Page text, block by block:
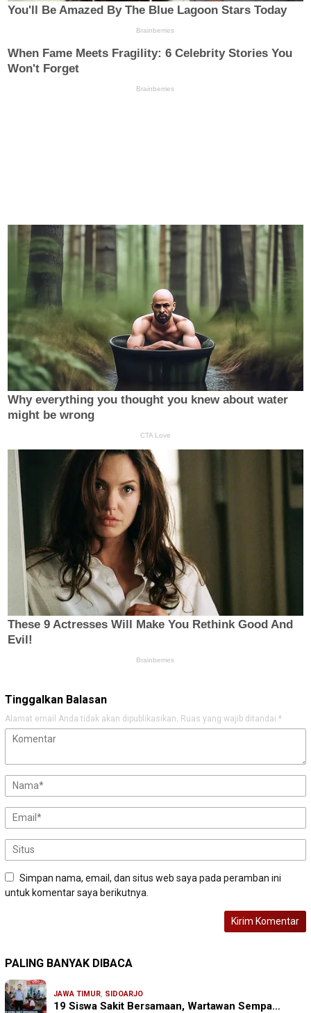
Tinggalkan Balasan
Alamat email Anda tidak akan dipublikasikan. Ruas yang wajib ditandai *
Simpan nama, email, dan situs web saya pada peramban ini
untuk komentar saya berikutnya.
PALING BANYAK DIBACA
JAWA TIMUR SIDOARJO
19 Siswa Sakit Bersamaan, Wartawan Sempa…